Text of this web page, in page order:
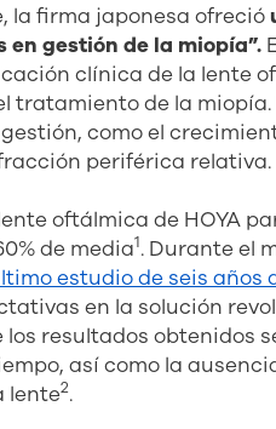
la firma japonesa ofreció
en gestión de la miopía”.
clínica de la lente
tratamiento de la
como el
periférica relativa.
lente oftálmica de HOYA
de media1. Durante el
estudio de seis años
en la solución
los resultados obtenidos
así como la
lente2.